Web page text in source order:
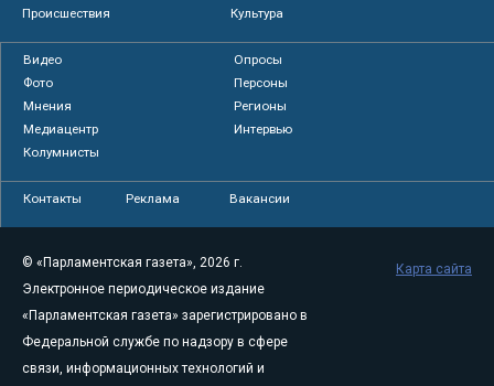
Происшествия
Культура
Видео
Опросы
Фото
Персоны
Мнения
Регионы
Медиацентр
Интервью
Колумнисты
Контакты Реклама Вакансии
© «Парламентская газета», 2026 г.
Электронное периодическое издание
«Парламентская газета» зарегистрировано в
Федеральной службе по надзору в сфере
связи, информационных технологий и
Карта сайта